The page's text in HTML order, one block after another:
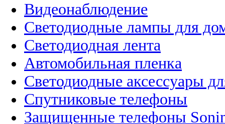
Видеонаблюдение
Светодиодные лампы для
Светодиодная лента
Автомобильная пленка
Светодиодные аксессуары
Спутниковые телефоны
Защищенные телефоны